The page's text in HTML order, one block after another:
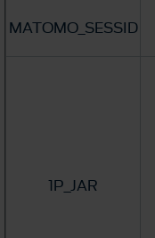
MATOMO_SESSID
1P_JAR